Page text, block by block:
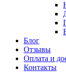
Блог
Отзывы
Оплата и
Контакты